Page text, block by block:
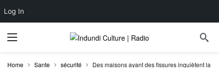
Log In
Home Sante sécurité Des maisons ayant des fissures inquiètent la